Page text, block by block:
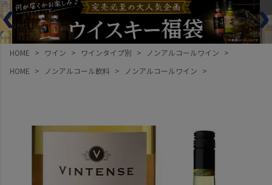
HOME ワイン ワインタイプ別
ノンアルコールワイン
HOME
ノンアルコール飲料 ノンアルコールワイン